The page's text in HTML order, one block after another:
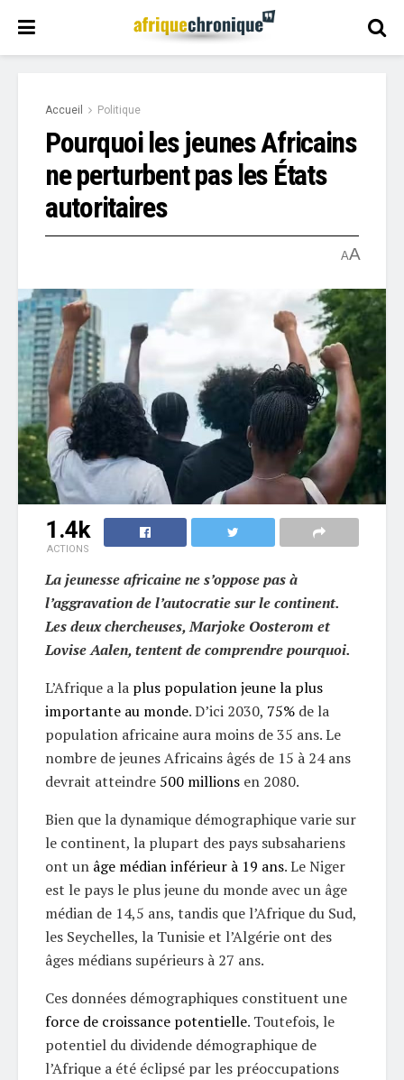
Accueil Politique
Pourquoi les jeunes Africains
ne perturbent pas les États
autoritaires
AA
1.4k
ACTIONS
La jeunesse africaine ne s’oppose pas à
l’aggravation de l’autocratie sur le continent.
Les deux chercheuses, Marjoke Oosterom et
Lovise Aalen, tentent de comprendre pourquoi.
L’Afrique a la plus population jeune la plus
importante au monde. D’ici 2030, 75% de la
population africaine aura moins de 35 ans. Le
nombre de jeunes Africains âgés de 15 à 24 ans
devrait atteindre 500 millions en 2080.
Bien que la dynamique démographique varie sur
le continent, la plupart des pays subsahariens
ont un âge médian inférieur à 19 ans. Le Niger
est le pays le plus jeune du monde avec un âge
médian de 14,5 ans, tandis que l’Afrique du Sud,
les Seychelles, la Tunisie et l’Algérie ont des
âges médians supérieurs à 27 ans.
Ces données démographiques constituent une
force de croissance potentielle. Toutefois, le
potentiel du dividende démographique de
l’Afrique a été éclipsé par les préoccupations